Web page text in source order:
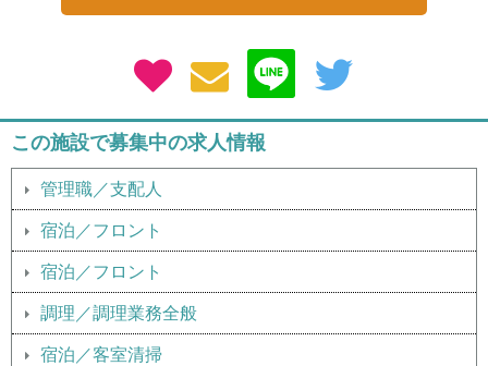
この施設で募集中の求人情報
管理職／支配人
宿泊／フロント
宿泊／フロント
調理／調理業務全般
宿泊／客室清掃